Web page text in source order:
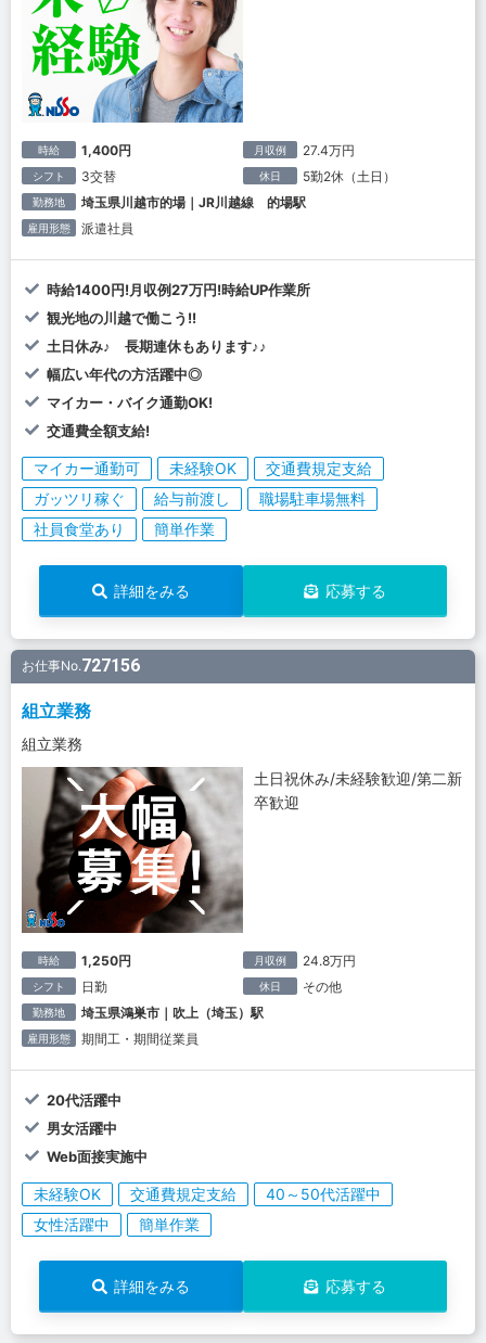
時給 1,400円 月収例 27.4万円
シフト 3交替 休日 5勤2休（土日）
勤務地 埼玉県川越市的場｜JR川越線 的場駅
雇用形態 派遣社員
時給1400円!月収例27万円!時給UP作業所
観光地の川越で働こう!!
土日休み♪ 長期連休もあります♪♪
幅広い年代の方活躍中◎
マイカー・バイク通勤OK!
交通費全額支給!
マイカー通勤可 未経験OK
交通費規定支給
ガッツリ稼ぐ
給与前渡し
職場駐車場無料
社員食堂あり
簡単作業
詳細をみる 応募する
お仕事No.727156
組立業務
組立業務
土日祝休み/未経験歓迎/第二新
卒歓迎
時給 1,250円 月収例 24.8万円
シフト 日勤 休日 その他
勤務地 埼玉県鴻巣市｜吹上（埼玉）駅
雇用形態 期間工・期間従業員
20代活躍中
男女活躍中
Web面接実施中
未経験OK 交通費規定支給
40～50代活躍中
女性活躍中
簡単作業
詳細をみる 応募する